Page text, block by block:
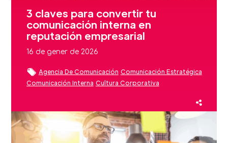
3 claves para convertir tu
comunicación interna en
reputación empresarial
16 de gener de 2026
Agencia De Comunicación Comunicación Estratégica
Comunicación Interna Cultura Corporativa
Liderazgo
Reputación Reputación De Marca
Reputación Marca